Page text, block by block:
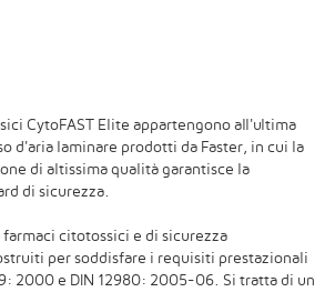
CytoFAST Elite appartengono all'ultima
d'aria laminare prodotti da Faster, in cui la
di altissima qualità garantisce la
di sicurezza.
citotossici e di sicurezza
per soddisfare i requisiti prestazionali
2000 e DIN 12980: 2005-06. Si tratta di un